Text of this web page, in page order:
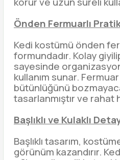
Önden Fermuarlı
Kedi kostümü önden
formundadır. Kolay
sayesinde
kullanım sunar.
bütünlüğünü
tasarlanmıştır ve rahat
Başlıklı ve Kulaklı
Başlıklı tasarım,
görünüm kazandırır.